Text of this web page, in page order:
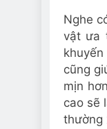
Nghe
vật ưa
cũng
mịn
cao sẽ
thường